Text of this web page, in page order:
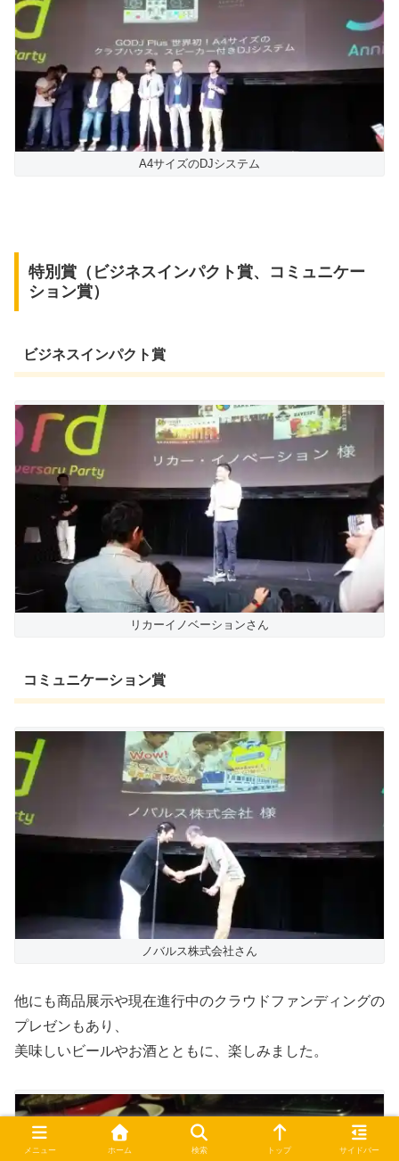
A4サイズのDJシステム
特別賞（ビジネスインパクト賞、コミュニケー
ション賞）
ビジネスインパクト賞
リカーイノベーションさん
コミュニケーション賞
ノバルス株式会社さん
他にも商品展示や現在進行中のクラウドファンディングの
プレゼンもあり、
美味しいビールやお酒とともに、楽しみました。
メニュー ホーム 検索 トップ サイドバー